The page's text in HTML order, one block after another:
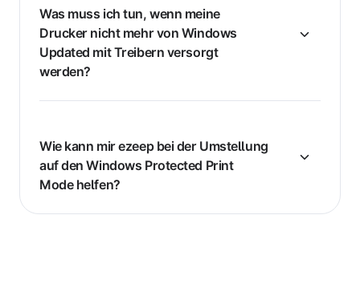
Was muss ich tun, wenn meine
Drucker nicht mehr von Windows
Updated mit Treibern versorgt
werden?
Wie kann mir ezeep bei der Umstellung
auf den Windows Protected Print
Mode helfen?